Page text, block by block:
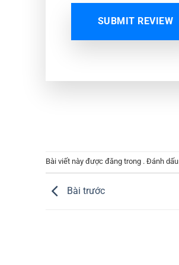
SUBMIT REVIEW
Bài viết này được đăng trong . Đánh dấu
Bài trước